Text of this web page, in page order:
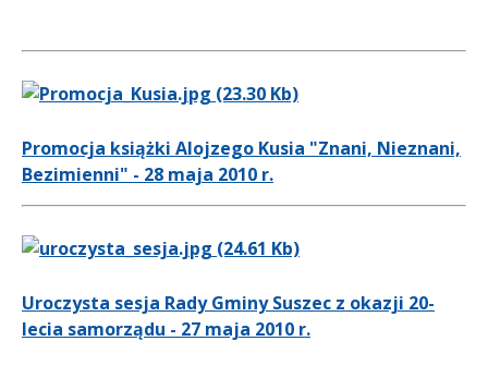
Promocja książki Alojzego Kusia "Znani, Nieznani,
Bezimienni" - 28 maja 2010 r.
Uroczysta sesja Rady Gminy Suszec z okazji 20-
lecia samorządu - 27 maja 2010 r.